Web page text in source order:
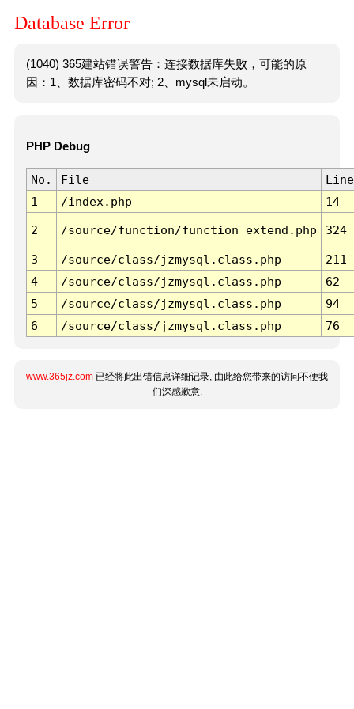
Database Error
(1040) 365建站错误警告：连接数据库失败，可能的原
因：1、数据库密码不对; 2、mysql未启动。
PHP Debug
No. File
Line
1
/index.php 14
2 /source/function/function_extend.php 324
3 /source/class/jzmysql.class.php
211
4
/source/class/jzmysql.class.php
62
5
/source/class/jzmysql.class.php
94
6
/source/class/jzmysql.class.php 76
www.365jz.com 已经将此出错信息详细记录, 由此给您带来的访问不便我
们深感歉意.